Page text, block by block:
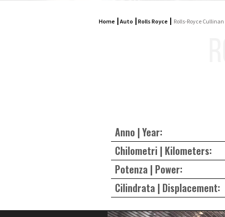
Home Auto Rolls Royce Rolls-Royce Cullinan
Anno | Year:
Chilometri | Kilometers:
Potenza | Power:
Cilindrata | Displacement: